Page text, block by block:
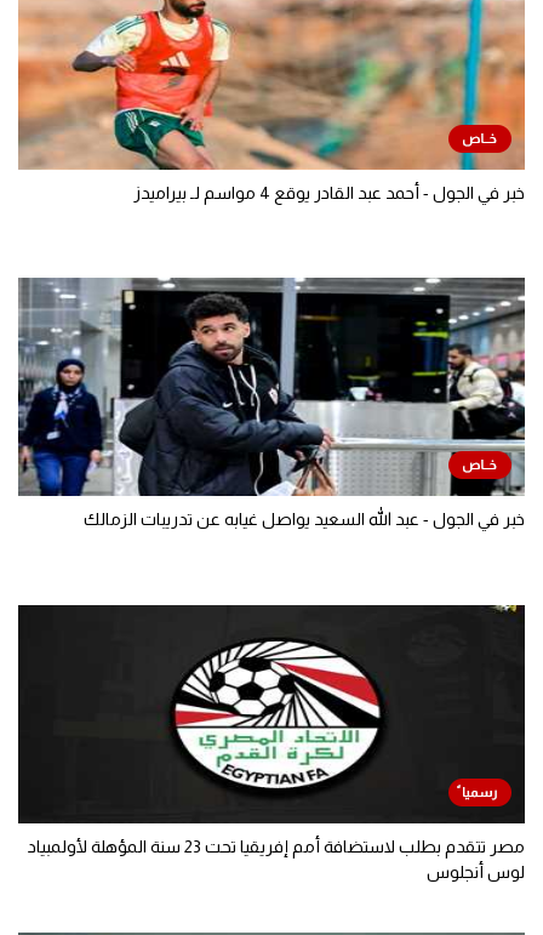
خبر في الجول - أحمد عبد القادر يوقع 4 مواسم لـ بيراميدز
خبر في الجول - عبد الله السعيد يواصل غيابه عن تدريبات الزمالك
مصر تتقدم بطلب لاستضافة أمم إفريقيا تحت 23 سنة المؤهلة لأولمبياد
لوس أنجلوس